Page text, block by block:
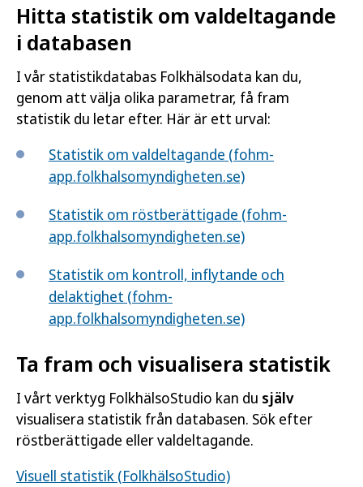
Hitta statistik om valdeltagande
i databasen
I vår statistikdatabas Folkhälsodata kan du,
genom att välja olika parametrar, få fram
statistik du letar efter. Här är ett urval:
Statistik om valdeltagande (fohm-
app.folkhalsomyndigheten.se)
Statistik om röstberättigade (fohm-
app.folkhalsomyndigheten.se)
Statistik om kontroll, inflytande och
delaktighet (fohm-
app.folkhalsomyndigheten.se)
Ta fram och visualisera statistik
I vårt verktyg FolkhälsoStudio kan du själv
visualisera statistik från databasen. Sök efter
röstberättigade eller valdeltagande.
Visuell statistik (FolkhälsoStudio)